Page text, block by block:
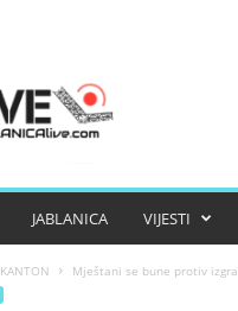
JABLANICA VIJESTI
KANTON Mještani se bune protiv